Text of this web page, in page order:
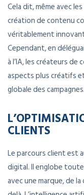
Cela dit, même avec
création de contenu
véritablement
Cependant, en
à l’IA, les créateurs
aspects plus créatifs
globale des campagnes.
CLIENTS
Le parcours client est
digital. Il englobe
avec une marque, de